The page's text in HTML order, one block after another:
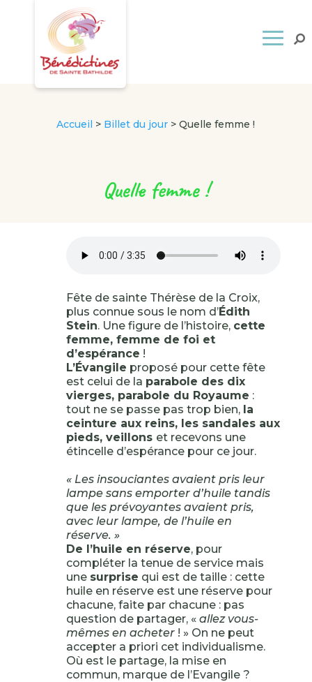
Accueil > Billet du jour >Quelle femme !
Quelle femme !
Fête de sainte Thérèse de la Croix,
plus connue sous le nom d’Édith
Stein. Une figure de l’histoire, cette
femme, femme de foi et
d’espérance !
L’Évangile proposé pour cette fête
est celui de la parabole des dix
vierges, parabole du Royaume :
tout ne se passe pas trop bien, la
ceinture aux reins, les sandales aux
pieds, veillons et recevons une
étincelle d’espérance pour ce jour.
« Les insouciantes avaient pris leur
lampe sans emporter d’huile tandis
que les prévoyantes avaient pris,
avec leur lampe, de l’huile en
réserve. »
De l’huile en réserve, pour
compléter la tenue de service mais
une surprise qui est de taille : cette
huile en réserve est une réserve pour
chacune, faite par chacune : pas
question de partager, « allez vous-
mêmes en acheter! » On ne peut
accepter a priori cet individualisme.
Où est le partage, la mise en
commun, marque de l’Evangile ?